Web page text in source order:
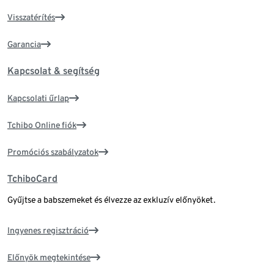
Visszatérítés
Garancia
Kapcsolat & segítség
Kapcsolati űrlap
Tchibo Online fiók
Promóciós szabályzatok
TchiboCard
Gyűjtse a babszemeket és élvezze az exkluzív előnyöket.
Ingyenes regisztráció
Előnyök megtekintése